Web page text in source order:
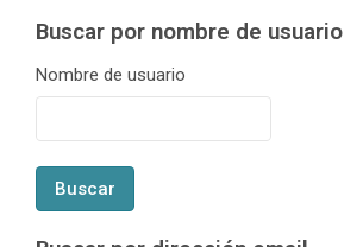
Buscar por nombre de
Buscar por nombre de usuario
Nombre de usuario